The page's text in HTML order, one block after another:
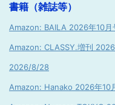
書籍（雑誌等）
Amazon: BAILA 2026年10
Amazon: CLASSY.増刊
2026/8/28
Amazon: Hanako 2026年10